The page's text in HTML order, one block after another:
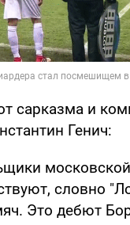
сарказма и
Генич:
словно
Это дебют